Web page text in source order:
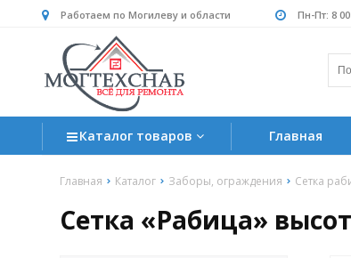
Работаем по Могилеву и области Пн-Пт: 8
Каталог товаров Главная
Главная Каталог Заборы, ограждения Сетка
Сетка «Рабица»